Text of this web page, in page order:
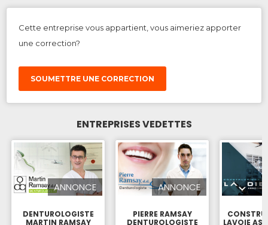
Cette entreprise vous appartient, vous aimeriez apporter
une correction?
SOUMETTRE UNE CORRECTION
ENTREPRISES VEDETTES
ANNONCE
DENTUROLOGISTE
MARTIN RAMSAY
ANNONCE
PIERRE RAMSAY
DENTUROLOGISTE
LAVOIE